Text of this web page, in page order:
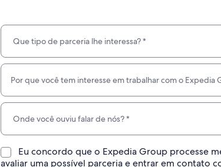
Eu concordo que o Expedia Group processe
avaliar uma possível parceria e entrar em contato